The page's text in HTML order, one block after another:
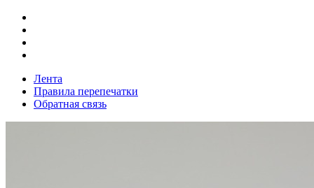
Лента
Правила перепечатки
Обратная связь